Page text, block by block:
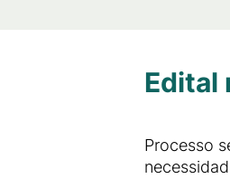
Edital
Processo